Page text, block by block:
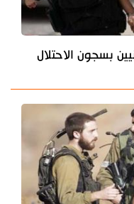
بسجون الاحتلال